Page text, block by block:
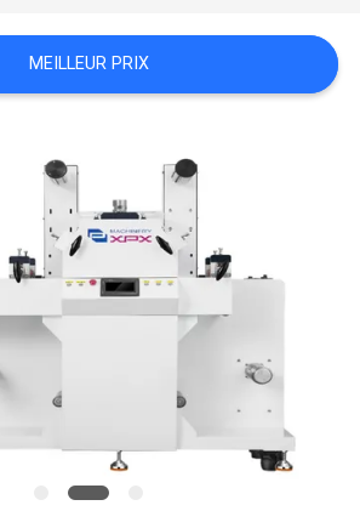
MEILLEUR PRIX